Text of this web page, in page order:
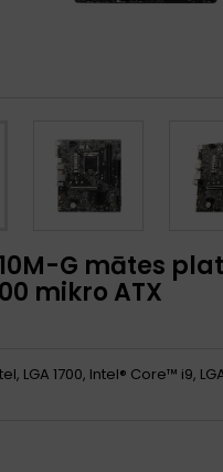
G mātes
mikro ATX
LGA 1700, Intel® Core™ i9,